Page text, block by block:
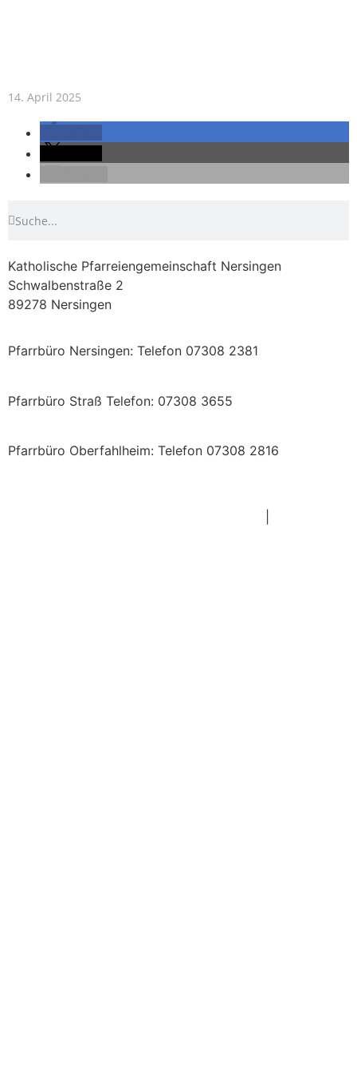
14. April 2025
Katholische Pfarreiengemeinschaft Nersingen
Schwalbenstraße 2
89278 Nersingen
Pfarrbüro Nersingen: Telefon 07308 2381
Pfarrbüro Straß Telefon: 07308 3655
Pfarrbüro Oberfahlheim: Telefon 07308 2816